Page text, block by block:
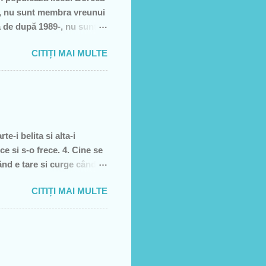
sunt membra vreunui
după 1989-, nu sunt
sale- asa cum rezultă
Recunosc acum că
CITIȚI MAI MULTE
i belita si alta-i
si s-o frece. 4. Cine se
e tare si curge când e
5. înghetata 6. marca
CITIȚI MAI MULTE